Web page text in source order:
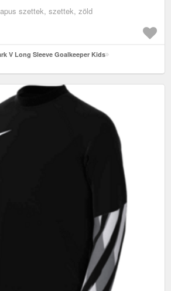
szettek, szettek, zöld
V Long Sleeve Goalkeeper Kids